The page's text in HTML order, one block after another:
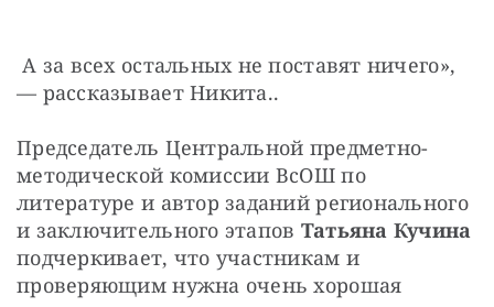
А за всех остальных не поставят ничего»,
— рассказывает Никита..
Председатель Центральной предметно-
методической комиссии ВсОШ по
литературе и автор заданий регионального
и заключительного этапов Татьяна Кучина
подчеркивает, что участникам и
проверяющим нужна очень хорошая